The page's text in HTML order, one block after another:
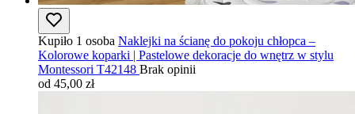
Kupiło 1 osoba Naklejki na ścianę do pokoju chłopca –
Kolorowe koparki | Pastelowe dekoracje do wnętrz w stylu
Montessori T42148 Brak opinii
od 45,00 zł